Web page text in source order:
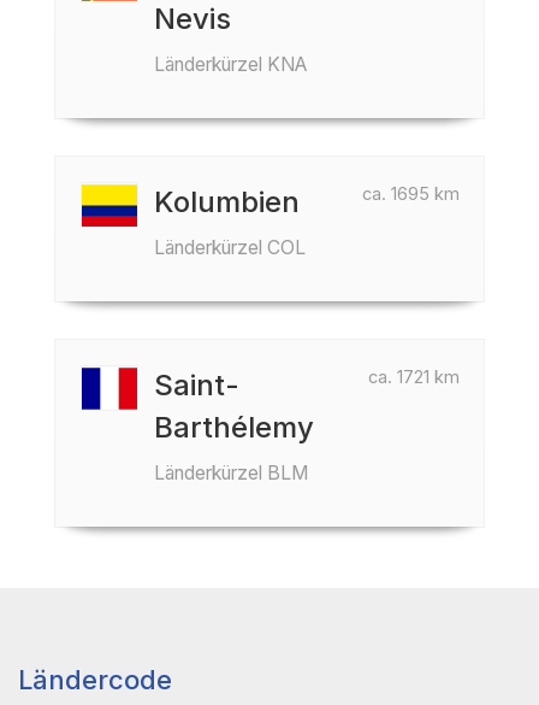
Nevis
Länderkürzel KNA
ca. 1695 km
Kolumbien
Länderkürzel COL
ca. 1721 km
Saint-
Barthélemy
Länderkürzel BLM
Ländercode